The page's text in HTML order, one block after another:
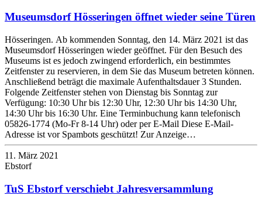
Museumsdorf Hösseringen öffnet wieder seine Türen
Hösseringen. Ab kommenden Sonntag, den 14. März 2021 ist das
Museumsdorf Hösseringen wieder geöffnet. Für den Besuch des
Museums ist es jedoch zwingend erforderlich, ein bestimmtes
Zeitfenster zu reservieren, in dem Sie das Museum betreten können.
Anschließend beträgt die maximale Aufenthaltsdauer 3 Stunden.
Folgende Zeitfenster stehen von Dienstag bis Sonntag zur
Verfügung: 10:30 Uhr bis 12:30 Uhr, 12:30 Uhr bis 14:30 Uhr,
14:30 Uhr bis 16:30 Uhr. Eine Terminbuchung kann telefonisch
05826-1774 (Mo-Fr 8-14 Uhr) oder per E-Mail Diese E-Mail-
Adresse ist vor Spambots geschützt! Zur Anzeige…
11. März 2021
Ebstorf
TuS Ebstorf verschiebt Jahresversammlung